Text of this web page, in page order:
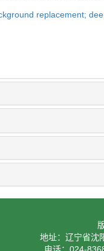
replacement;
地址：辽宁省沈